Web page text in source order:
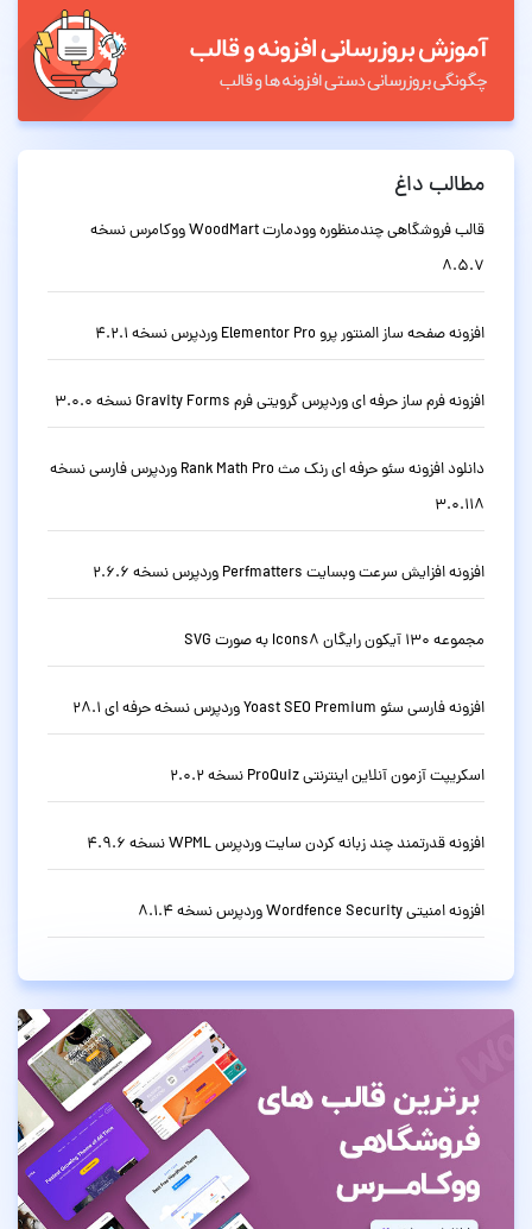
مطالب داغ
قالب فروشگاهی چندمنظوره وودمارت WoodMart ووکامرس نسخه
8.5.7
افزونه صفحه ساز المنتور پرو Elementor Pro وردپرس نسخه 4.2.1
افزونه فرم ساز حرفه ای وردپرس گرویتی فرم Gravity Forms نسخه 3.0.0
دانلود افزونه سئو حرفه ای رنک مث Rank Math Pro وردپرس فارسی نسخه
3.0.118
افزونه افزایش سرعت وبسایت Perfmatters وردپرس نسخه 2.6.6
مجموعه 130 آیکون رایگان Icons8 به صورت SVG
افزونه فارسی سئو Yoast SEO Premium وردپرس نسخه حرفه ای 28.1
اسکریپت آزمون آنلاین اینترنتی ProQuiz نسخه 2.0.2
افزونه قدرتمند چند زبانه کردن سایت وردپرس WPML نسخه 4.9.6
افزونه امنیتی Wordfence Security وردپرس نسخه 8.1.4